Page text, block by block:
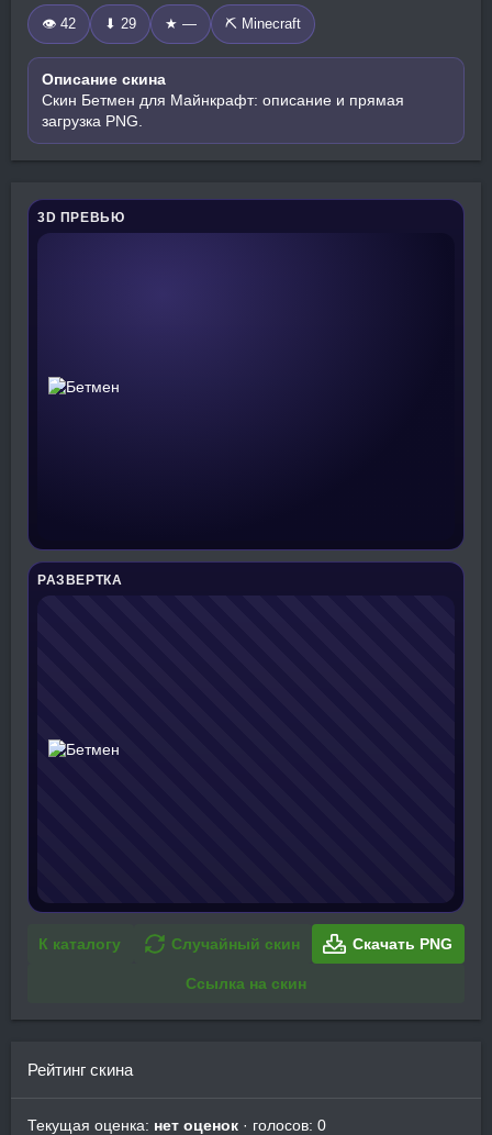
👁 42 ⬇ 29 ★ — ⛏️ Minecraft
Описание скина
Скин Бетмен для Майнкрафт: описание и прямая
загрузка PNG.
3D ПРЕВЬЮ
РАЗВЕРТКА
К каталогу Случайный скин Скачать PNG
Ссылка на скин
Рейтинг скина
Текущая оценка: нет оценок · голосов: 0